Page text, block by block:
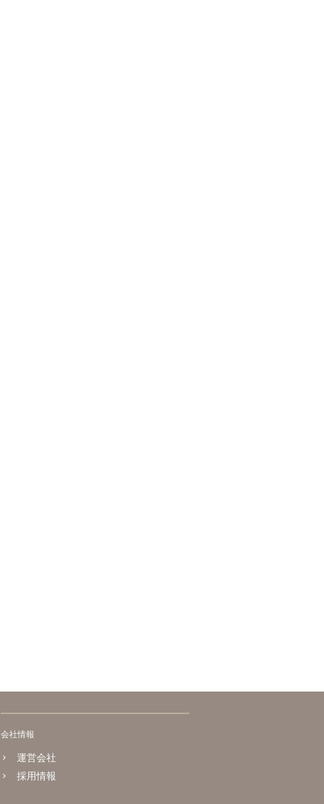
会社情報
運営会社
採用情報